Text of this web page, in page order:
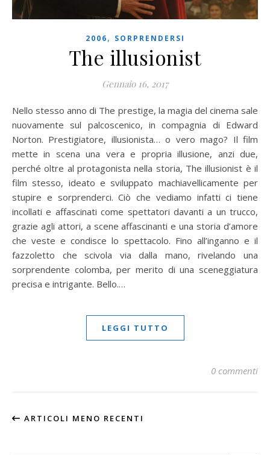
2006, SORPRENDERSI
The illusionist
Gennaio 16, 2017
Nello stesso anno di The prestige, la magia del cinema sale
nuovamente sul palcoscenico, in compagnia di Edward
Norton. Prestigiatore, illusionista… o vero mago? Il film
mette in scena una vera e propria illusione, anzi due,
perché oltre al protagonista nella storia, The illusionist è il
film stesso, ideato e sviluppato machiavellicamente per
stupire e sorprenderci. Ciò che vediamo infatti ci tiene
incollati e affascinati come spettatori davanti a un trucco,
grazie agli attori, a scene affascinanti e una storia d’amore
che veste e condisce lo spettacolo. Fino all’inganno e il
fazzoletto che scivola via dalla mano, rivelando una
sorprendente colomba, per merito di una sceneggiatura
precisa e intrigante. Bello.…
LEGGI TUTTO
0 commenti
ARTICOLI MENO RECENTI